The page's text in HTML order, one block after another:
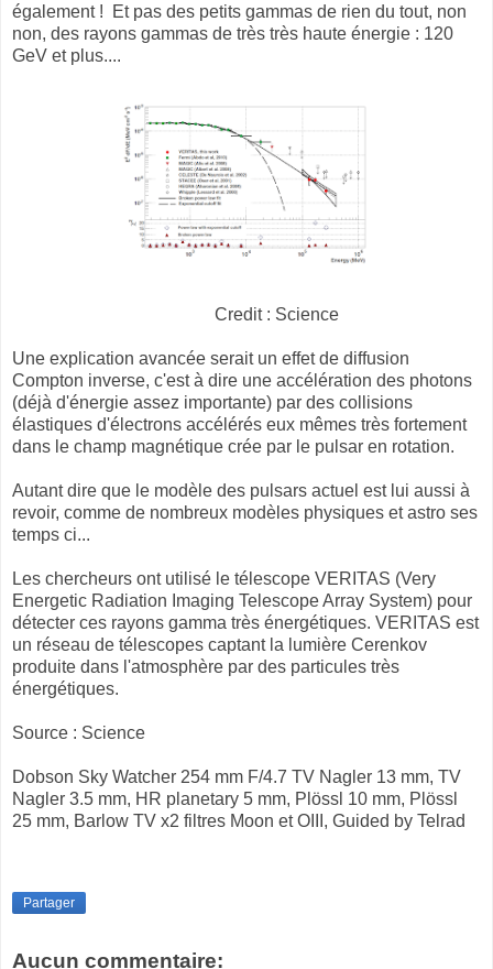
également ! Et pas des petits gammas de rien du tout, non
non, des rayons gammas de très très haute énergie : 120
GeV et plus....
Credit : Science
Une explication avancée serait un effet de diffusion
Compton inverse, c'est à dire une accélération des photons
(déjà d'énergie assez importante) par des collisions
élastiques d'électrons accélérés eux mêmes très fortement
dans le champ magnétique crée par le pulsar en rotation.
Autant dire que le modèle des pulsars actuel est lui aussi à
revoir, comme de nombreux modèles physiques et astro ses
temps ci...
Les chercheurs ont utilisé le télescope VERITAS (Very
Energetic Radiation Imaging Telescope Array System) pour
détecter ces rayons gamma très énergétiques. VERITAS est
un réseau de télescopes captant la lumière Cerenkov
produite dans l'atmosphère par des particules très
énergétiques.
Source : Science
Dobson Sky Watcher 254 mm F/4.7 TV Nagler 13 mm, TV
Nagler 3.5 mm, HR planetary 5 mm, Plössl 10 mm, Plössl
25 mm, Barlow TV x2 filtres Moon et OIII, Guided by Telrad
Partager
Aucun commentaire: